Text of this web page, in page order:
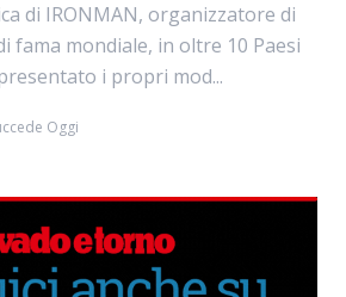
di IRONMAN, organizzatore di
fama mondiale, in oltre 10 Paesi
i propri mod...
Oggi